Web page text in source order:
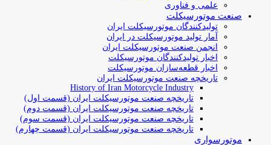
علمی و فناوری
صنعت موتورسیکلت
تولیدکنندگان موتورسیکلت ایران
آمار تولید موتورسیکلت در ایران
انجمن صنعت موتورسیکلت ایران
اخبار تولیدکنندگان موتورسیکلت
اخبار قطعه‌سازان موتورسیکلت
تاریخچه صنعت موتورسیکلت ایران
History of Iran Motorcycle Industry
تاریخچه صنعت موتورسیکلت ایران (قسمت اول)
تاریخچه صنعت موتورسیکلت ایران (قسمت دوم)
تاریخچه صنعت موتورسیکلت ایران (قسمت سوم)
تاریخچه صنعت موتورسیکلت ایران (قسمت چهارم)
موتورسواری